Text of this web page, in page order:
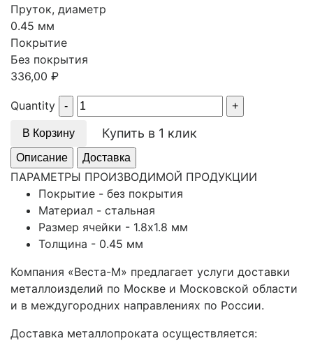
Пруток, диаметр
0.45 мм
Покрытие
Без покрытия
336,00 ₽
Quantity
В Корзину Купить в 1 клик
Описание Доставка
ПАРАМЕТРЫ ПРОИЗВОДИМОЙ ПРОДУКЦИИ
Покрытие - без покрытия
Материал - стальная
Размер ячейки - 1.8x1.8 мм
Толщина - 0.45 мм
Компания «Веста-М» предлагает услуги доставки
металлоизделий по Москве и Московской области
и в междугородних направлениях по России.
Доставка металлопроката осуществляется: